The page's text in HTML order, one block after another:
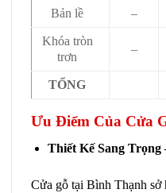
Bản lề –
Khóa tròn
trơn
–
TỔNG
Ưu Điểm Của Cửa
Thiết Kế Sang Trọng
Cửa gỗ tại Bình Thạnh sở